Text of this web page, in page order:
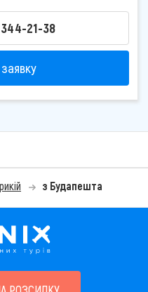
21-38
з Будапешта